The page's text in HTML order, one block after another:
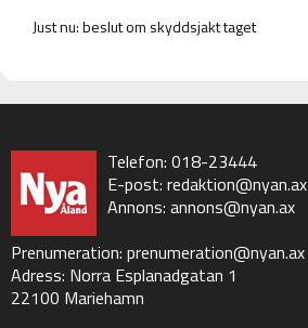
Just nu: beslut om skyddsjakt taget
Telefon: 018-23444
E-post: redaktion@nyan.ax
Annons: annons@nyan.ax
Prenumeration: prenumeration@nyan.ax
Adress: Norra Esplanadgatan 1
22100 Mariehamn